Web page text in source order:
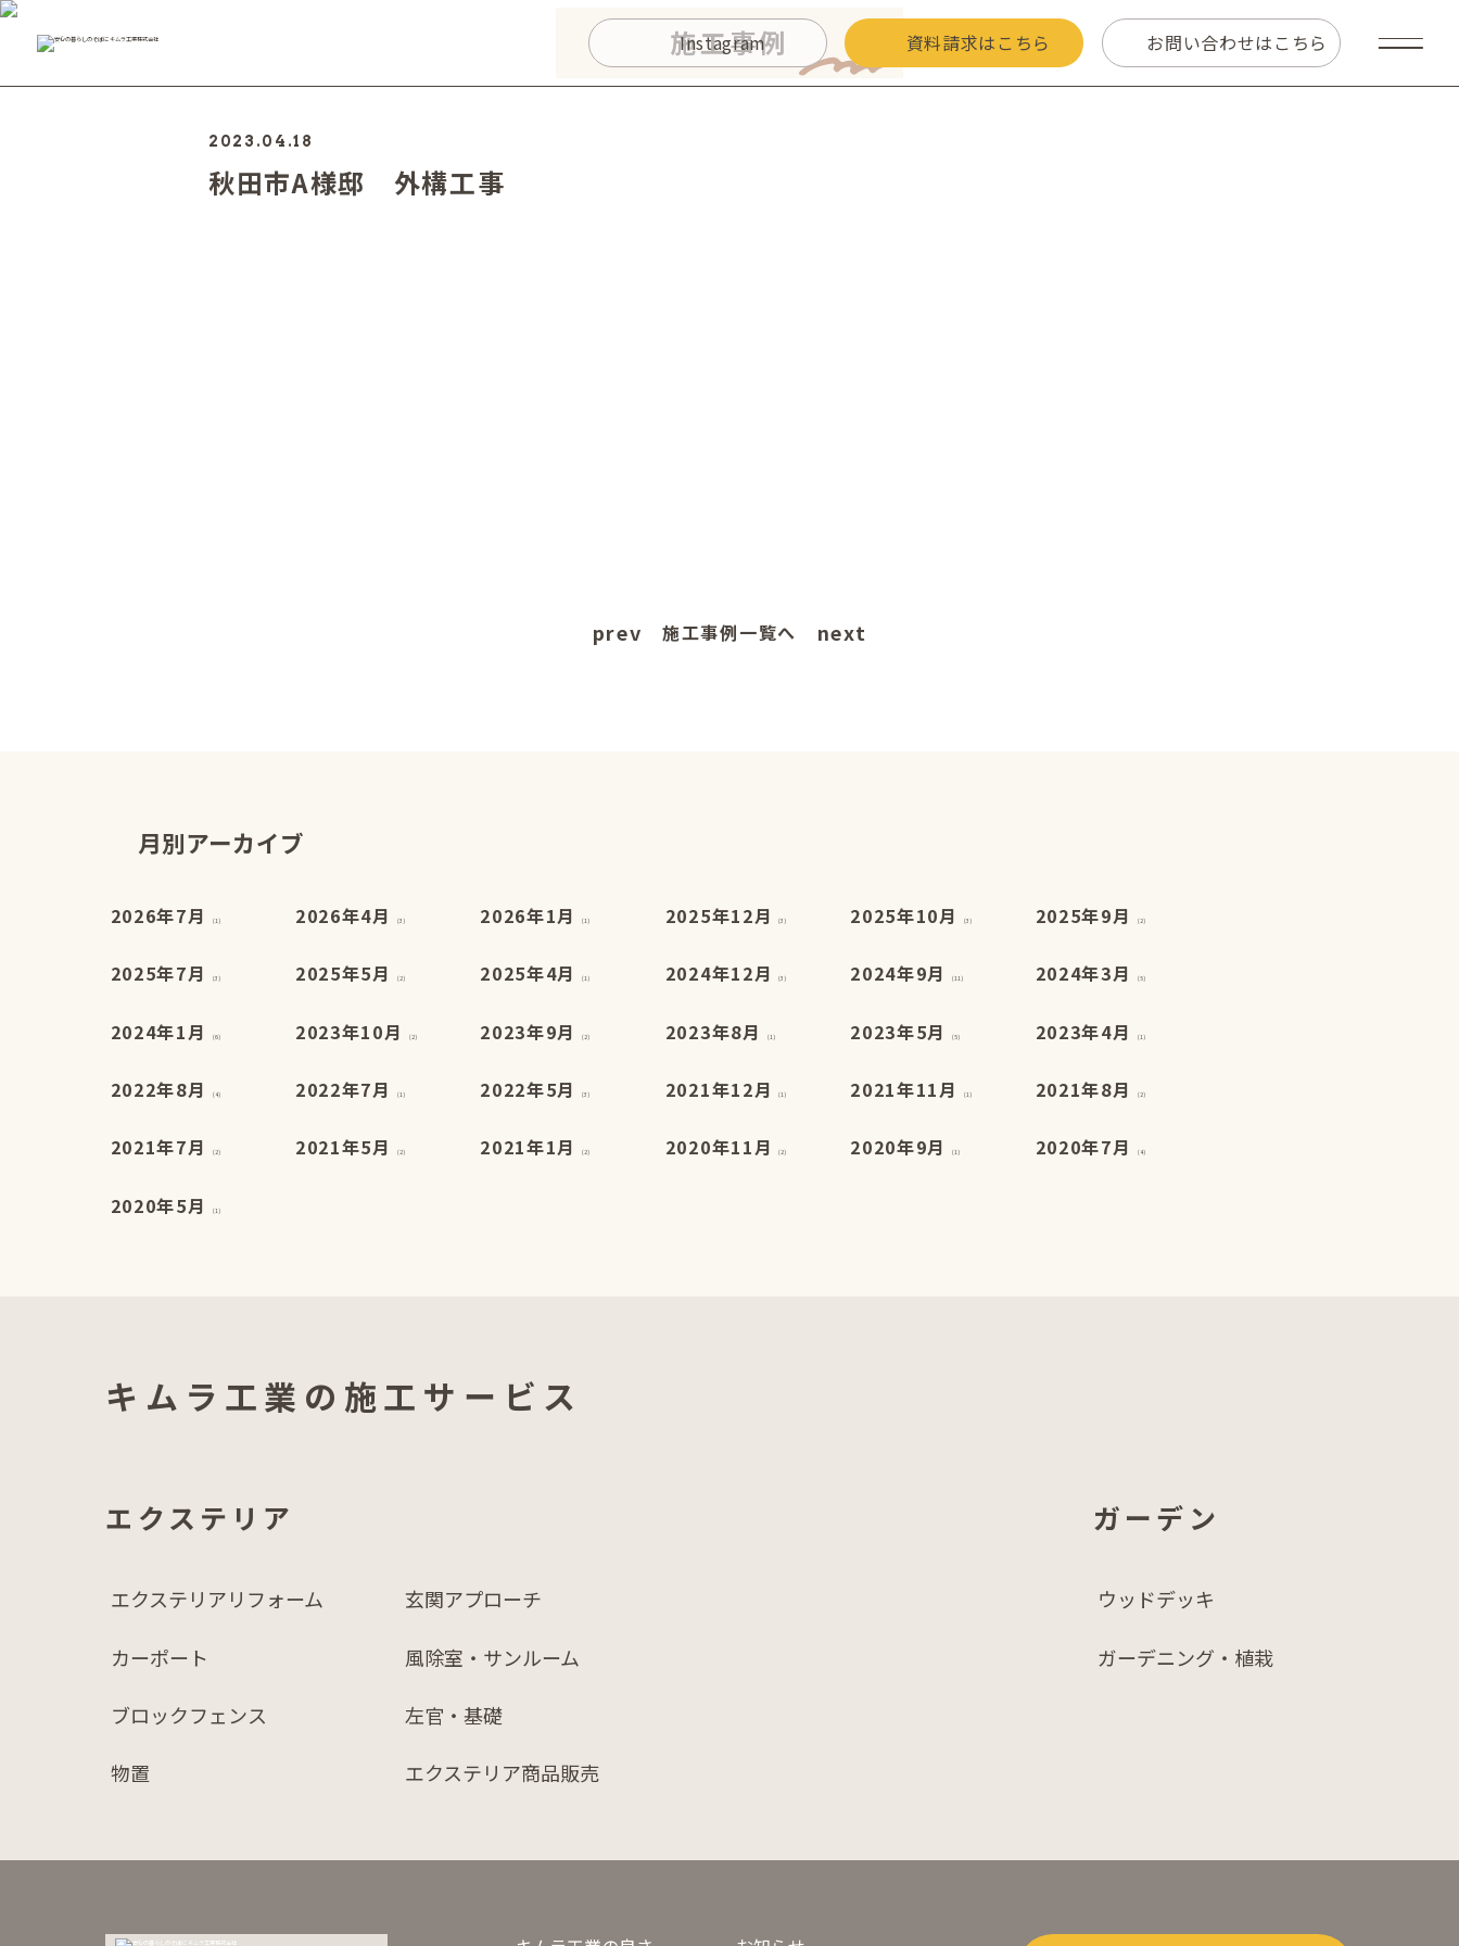
Instagram 資料請求はこちら お問い合わせはこちら
施工事例
2023.04.18
秋田市A様邸 外構工事
prev 施工事例一覧へ next
月別アーカイブ
2026年7月 (1) 2026年4月 (3) 2026年1月 (1) 2025年12月 (3) 2025年10月 (3) 2025年9月 (2)
2025年7月 (3) 2025年5月 (2) 2025年4月 (1) 2024年12月 (3) 2024年9月 (11) 2024年3月 (5)
2024年1月 (6) 2023年10月 (2) 2023年9月 (2) 2023年8月 (1) 2023年5月 (5) 2023年4月 (1)
2022年8月 (4) 2022年7月 (1) 2022年5月 (3) 2021年12月 (1) 2021年11月 (1) 2021年8月 (2)
2021年7月 (2) 2021年5月 (2) 2021年1月 (2) 2020年11月 (2) 2020年9月 (1) 2020年7月 (4)
2020年5月 (1)
キムラ工業の施工サービス
エクステリア
エクステリアリフォーム
カーポート
ブロックフェンス
物置
玄関アプローチ
風除室・サンルーム
左官・基礎
エクステリア商品販売
ガーデン
ウッドデッキ
ガーデニング・植栽